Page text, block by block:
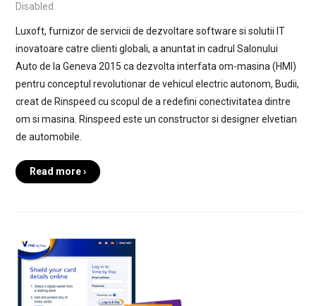
Disabled
Luxoft, furnizor de servicii de dezvoltare software si solutii IT
inovatoare catre clienti globali, a anuntat in cadrul Salonului
Auto de la Geneva 2015 ca dezvolta interfata om-masina (HMI)
pentru conceptul revolutionar de vehicul electric autonom, Budii,
creat de Rinspeed cu scopul de a redefini conectivitatea dintre
om si masina. Rinspeed este un constructor si designer elvetian
de automobile.
Read more ›